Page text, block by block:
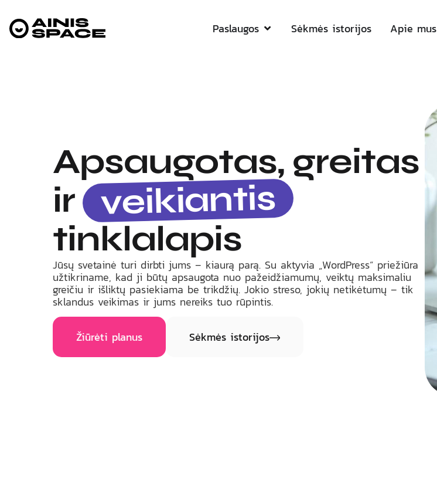
Paslaugos Sėkmės istorijos Apie mus
Apsaugotas, greitas
ir
veikiantis
tinklalapis
Jūsų svetainė turi dirbti jums – kiaurą parą. Su aktyvia „WordPress“ priežiūra
užtikriname, kad ji būtų apsaugota nuo pažeidžiamumų, veiktų maksimaliu
greičiu ir išliktų pasiekiama be trikdžių. Jokio streso, jokių netikėtumų – tik
sklandus veikimas ir jums nereiks tuo rūpintis.
Žiūrėti planus Sėkmės istorijos